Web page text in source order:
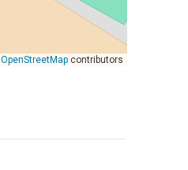
OpenStreetMapcontributors